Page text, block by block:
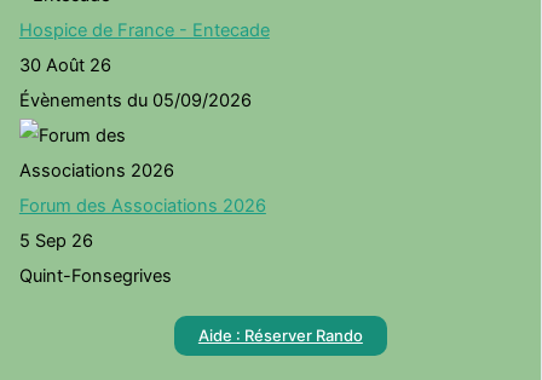
Hospice de France - Entecade
30 Août 26
Évènements du 05/09/2026
Forum des Associations 2026
5 Sep 26
Quint-Fonsegrives
Aide : Réserver Rando